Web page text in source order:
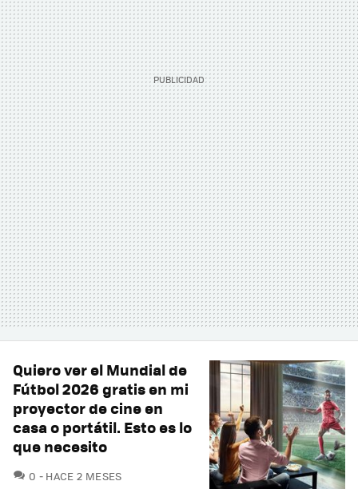
Quiero ver el Mundial de
Fútbol 2026 gratis en mi
proyector de cine en
casa o portátil. Esto es lo
que necesito
0 COMENTARIOS
HACE 2 MESES